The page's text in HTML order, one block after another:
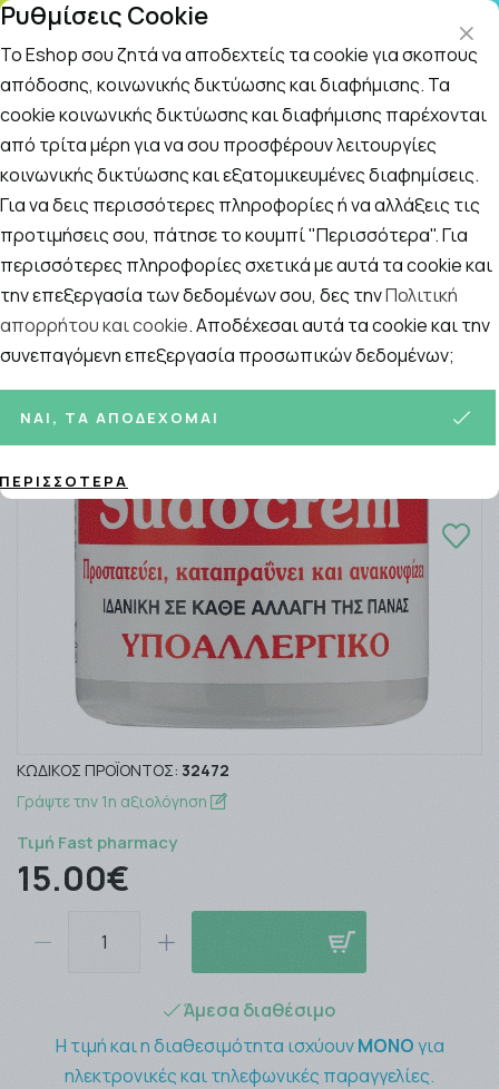
Αναζήτηση
Αρχική / ΜΗΤΕΡΑ ΚΑΙ ΠΑΙΔΙ / Βρεφική Φροντίδα και Υγιεινή
Sudocrem Καταπραϋντική Κρέμα
250gr
ΚΩΔΙΚΌΣ ΠΡΟΪΌΝΤΟΣ: 32472
Γράψτε την 1η αξιολόγηση
Τιμή Fast pharmacy
15.00€
Άμεσα διαθέσιμο
Η τιμή και η διαθεσιμότητα ισχύουνΜΟΝΟγια
ηλεκτρονικές και τηλεφωνικές παραγγελίες.
Ρυθμίσεις Cookie
Το Eshop σου ζητά να αποδεχτείς τα cookie για σκοπούς
απόδοσης, κοινωνικής δικτύωσης και διαφήμισης. Τα
cookie κοινωνικής δικτύωσης και διαφήμισης παρέχονται
από τρίτα μέρη για να σου προσφέρουν λειτουργίες
κοινωνικής δικτύωσης και εξατομικευμένες διαφημίσεις.
Για να δεις περισσότερες πληροφορίες ή να αλλάξεις τις
προτιμήσεις σου, πάτησε το κουμπί "Περισσότερα". Για
περισσότερες πληροφορίες σχετικά με αυτά τα cookie και
την επεξεργασία των δεδομένων σου, δες τηνΠολιτική
απορρήτου και cookie. Αποδέχεσαι αυτά τα cookie και την
συνεπαγόμενη επεξεργασία προσωπικών δεδομένων;
ΝΑΙ, ΤΑ ΑΠΟΔΈΧΟΜΑΙ
ΠΕΡΙΣΣΌΤΕΡΑ